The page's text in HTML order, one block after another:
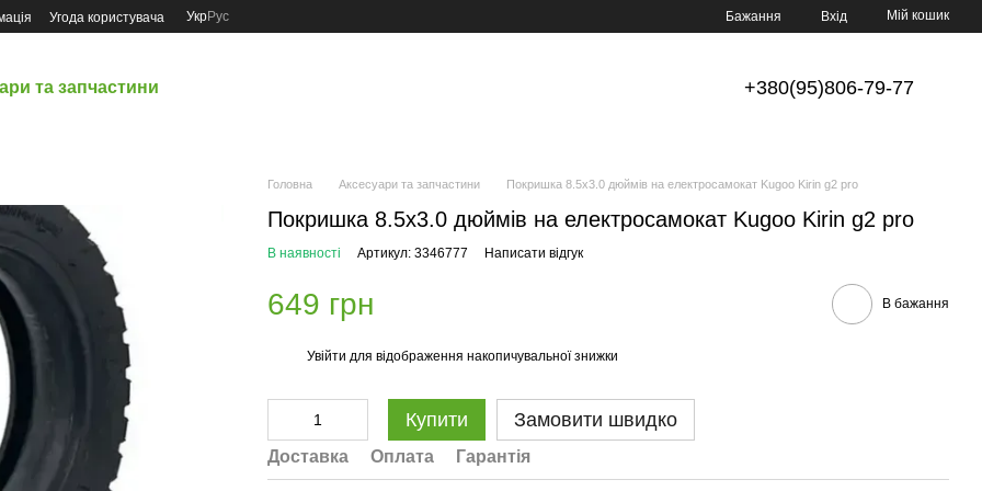
Угода користувача УкрРус Бажання Вхід Мій кошик
та запчастини +380(95)806-79-77
Головна Аксесуари та запчастини Покришка 8.5х3.0 дюймів на електросамокат Kugoo Kirin g2 pro
Покришка 8.5х3.0 дюймів на електросамокат Kugoo Kirin g2 pro
В наявності Артикул: 3346777 Написати відгук
649 грн В бажання
Увійти для відображення накопичувальної знижки
Купити Замовити швидко
Доставка Оплата Гарантія